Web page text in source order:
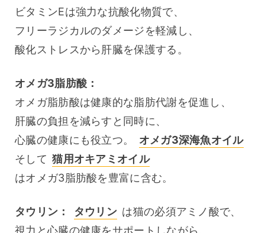
ビタミンEは強力な抗酸化物質で、
フリーラジカルのダメージを軽減し、
酸化ストレスから肝臓を保護する。
オメガ3脂肪酸：
オメガ脂肪酸は健康的な脂肪代謝を促進し、
肝臓の負担を減らすと同時に、
心臓の健康にも役立つ。
オメガ3深海魚オイル
そして 猫用オキアミオイル
はオメガ3脂肪酸を豊富に含む。
タウリン： タウリン は猫の必須アミノ酸で、
視力と心臓の健康をサポートしながら、